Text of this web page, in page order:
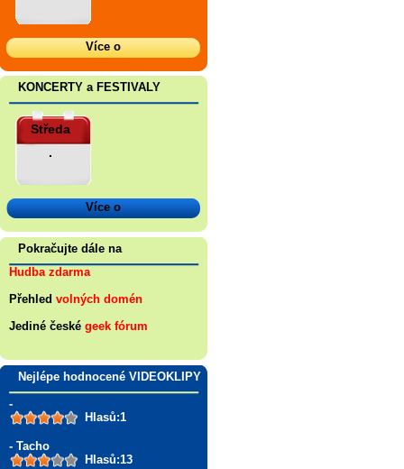
Více o
KONCERTY a FESTIVALY
Středa
.
Více o
Pokračujte dále na
Hudba zdarma
Přehled volných domén
Jediné české geek fórum
Nejlépe hodnocené VIDEOKLIPY
-
Hlasů:1
- Tacho
Hlasů:13